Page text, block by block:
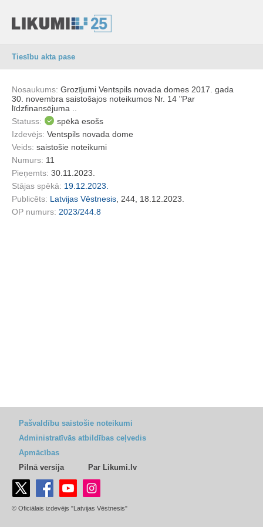
Tiesību akta pase
Nosaukums: Grozījumi Ventspils novada domes 2017. gada
30. novembra saistošajos noteikumos Nr. 14 "Par
līdzfinansējuma ..
Statuss:
spēkā esošs
Izdevējs: Ventspils novada dome
Veids: saistošie noteikumi
Numurs: 11
Pieņemts: 30.11.2023.
Stājas spēkā: 19.12.2023.
Publicēts: Latvijas Vēstnesis , 244, 18.12.2023.
OP numurs: 2023/244.8
Pašvaldību saistošie noteikumi
Administratīvās atbildības ceļvedis
Apmācības
Pilnā versija
Par Likumi.lv
© Oficiālais izdevējs "Latvijas Vēstnesis"